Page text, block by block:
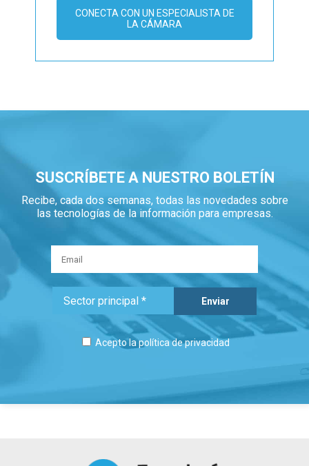
CONECTA CON UN ESPECIALISTA DE
LA CÁMARA
SUSCRÍBETE A NUESTRO BOLETÍN
Recibe, cada dos semanas, todas las novedades sobre
las tecnologías de la información para empresas.
Acepto lapolítica de privacidad